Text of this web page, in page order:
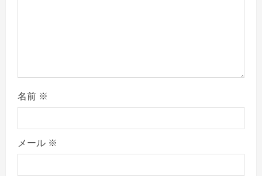
名前 ※
メール ※